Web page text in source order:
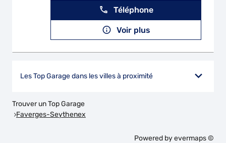
Téléphone
Voir plus
Les Top Garage dans les villes à proximité
Trouver un Top Garage
Faverges-Seythenex
Powered byevermaps ©